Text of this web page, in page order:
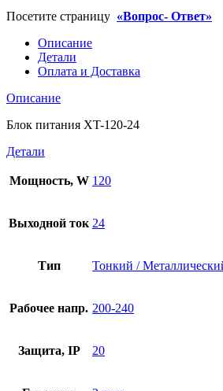
Посетите страницу «Вопрос- Ответ»
Описание
Детали
Оплата и Доставка
Описание
Блок питания XT-120-24
Детали
Мощность, W 120
Выходной ток 24
Тип Тонкий /
Рабочее напр. 200-240
Защита, IP 20